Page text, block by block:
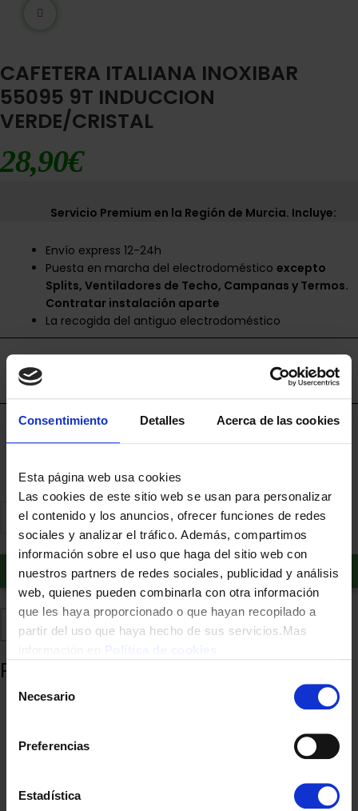
Consentimiento Detalles Acerca de las cookies
Esta página web usa cookies
Las cookies de este sitio web se usan para personalizar
el contenido y los anuncios, ofrecer funciones de redes
sociales y analizar el tráfico. Además, compartimos
información sobre el uso que haga del sitio web con
nuestros partners de redes sociales, publicidad y análisis
web, quienes pueden combinarla con otra información
que les haya proporcionado o que hayan recopilado a
partir del uso que haya hecho de sus servicios.Mas
Necesario
Preferencias
Estadística
CAFETERA ITALIANA INOXIBAR
55095 9T INDUCCION
VERDE/CRISTAL
28,90€
Servicio Premium en la Región de Murcia. Incluye:
Envío express 12-24h
Puesta en marcha del electrodomésticoexcepto
Splits, Ventiladores de Techo, Campanas y Termos.
Contratar instalación aparte
La recogida del antiguo electrodoméstico
Financia a plazos con Cetelem
Añadir al carrito
Añadir a favoritos Comparte
Productos relacionados